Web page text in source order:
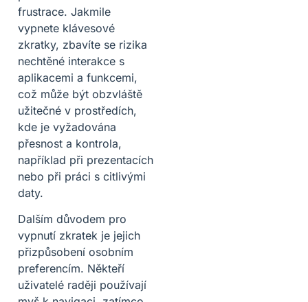
frustrace. Jakmile
vypnete klávesové
zkratky, zbavíte se rizika
nechtěné interakce s
aplikacemi a funkcemi,
což může být obzvláště
užitečné v prostředích,
kde je vyžadována
přesnost a kontrola,
například při prezentacích
nebo při práci s citlivými
daty.
Dalším důvodem pro
vypnutí zkratek je jejich
přizpůsobení osobním
preferencím. Někteří
uživatelé raději používají